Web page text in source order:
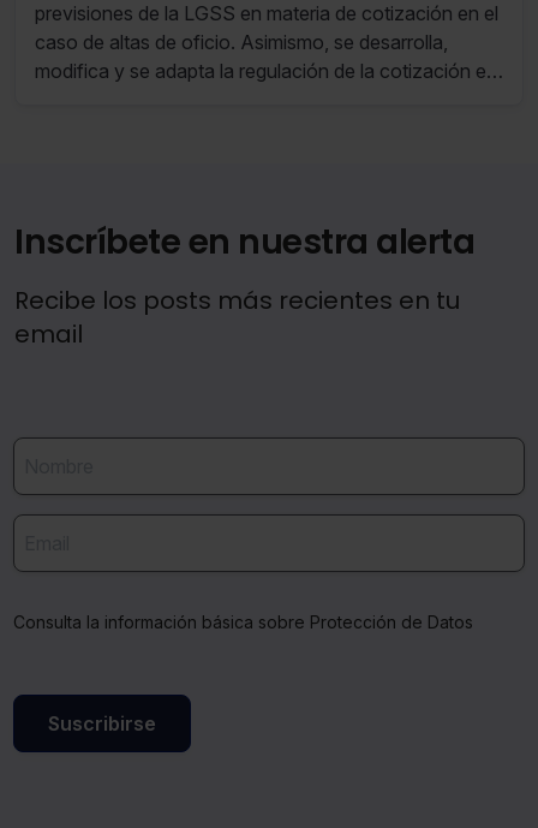
indispensables para la navegación.
Saber más acerca de las cookies
previsiones de la LGSS en materia de cotización en el
caso de altas de oficio. Asimismo, se desarrolla,
modifica y se adapta la regulación de la cotización en
Inscríbete en nuestra alerta
Recibe los posts más recientes en tu
email
Consulta la información básica sobre Protección de Datos
Suscribirse